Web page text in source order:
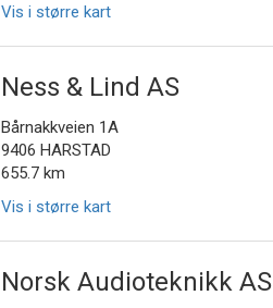
Vis i større kart
Ness & Lind AS
Bårnakkveien 1A
9406 HARSTAD
655.7 km
Vis i større kart
Norsk Audioteknikk AS